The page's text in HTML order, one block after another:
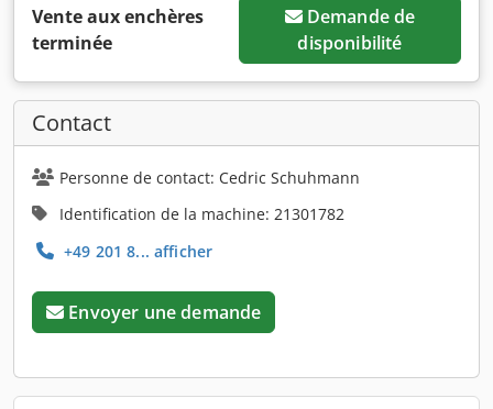
Vente aux enchères
terminée
Demande de
disponibilité
Contact
Personne de contact: Cedric Schuhmann
Identification de la machine: 21301782
+49 201 8... afficher
Envoyer une demande